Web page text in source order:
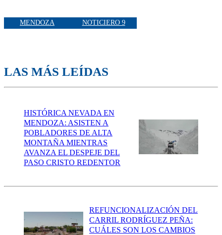
MENDOZA NOTICIERO 9
LAS MÁS LEÍDAS
HISTÓRICA NEVADA EN
MENDOZA: ASISTEN A
POBLADORES DE ALTA
MONTAÑA MIENTRAS
AVANZA EL DESPEJE DEL
PASO CRISTO REDENTOR
REFUNCIONALIZACIÓN DEL
CARRIL RODRÍGUEZ PEÑA:
CUÁLES SON LOS CAMBIOS